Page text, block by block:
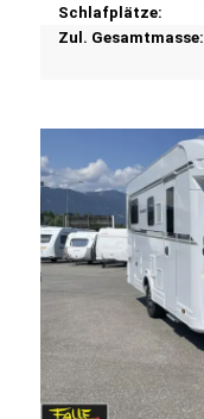
Schlafplätze:
Zul. Gesamtmasse: